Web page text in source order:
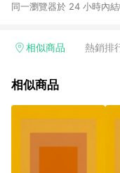
同一瀏覽器於 24 小時內
回饋訂單不得享有 Pinkoi
行為，不具贈點資格，部
運費，攤位費等不具贈點
顏色、價位、贈品如與
Pinkoi 購物商品資訊頁及
則請以點數紅包活動說明
相似商品 熱銷排
相似商品